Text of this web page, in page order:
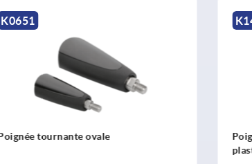
K1470
Poignées cylindriques de sécurité en